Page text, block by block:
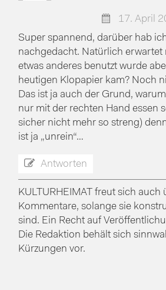
17. April
Super spannend, darüber hab
nachgedacht. Natürlich erwartet
etwas anderes benutzt wurde
heutigen Klopapier kam? Noch
Das ist ja auch der Grund,
nur mit der rechten Hand essen
sicher nicht mehr so streng)
ist ja „unrein“…
Antworten
KULTURHEIMAT freut sich auch
Kommentare, solange sie
sind. Ein Recht auf
Die Redaktion behält sich
Kürzungen vor.